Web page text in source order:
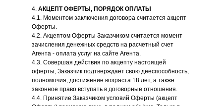
4. АКЦЕПТ ОФЕРТЫ, ПОРЯДОК ОПЛАТЫ
4.1. Моментом заключения договора считается акцепт
Оферты.
4.2. Акцептом Оферты Заказчиком считается момент
зачисления денежных средств на расчетный счет
Агента - оплата услуг на сайте Агента.
4.3. Совершая действия по акцепту настоящей
оферты, Заказчик подтверждает свою дееспособность,
полномочия, достижение возраста 18 лет, а также
законное право вступать в договорные отношения.
4.4. Принятие Заказчиком условий Оферты (акцепт